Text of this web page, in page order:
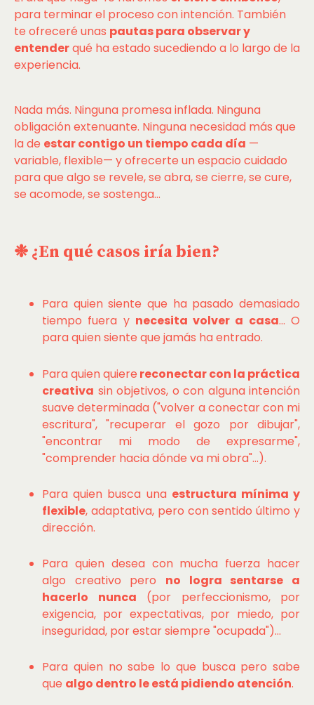
para terminar el proceso con intención. También
te ofreceré unas pautas para observar y
entenderqué ha estado sucediendo a lo largo de la
experiencia.
Nada más. Ninguna promesa inflada. Ninguna
obligación extenuante. Ninguna necesidad más que
la de estar contigo un tiempo cada día —
variable, flexible— y ofrecerte un espacio cuidado
para que algo se revele, se abra, se cierre, se cure,
se acomode, se sostenga...
❉ ¿En qué casos iría bien?
Para quien siente que ha pasado demasiado
tiempo fuera y necesita volver a casa... O
para quien siente que jamás ha entrado.
Para quien quiere reconectar con la práctica
creativa sin objetivos, o con alguna intención
suave determinada ("volver a conectar con mi
escritura", "recuperar el gozo por dibujar",
"encontrar mi modo de expresarme",
"comprender hacia dónde va mi obra"...).
Para quien busca una estructura mínima y
flexible, adaptativa, pero con sentido último y
dirección.
Para quien desea con mucha fuerza hacer
algo creativo pero no logra sentarse a
hacerlo nunca (por perfeccionismo, por
exigencia, por expectativas, por miedo, por
inseguridad, por estar siempre "ocupada")...
Para quien no sabe lo que busca pero sabe
que algo dentro le está pidiendo atención.